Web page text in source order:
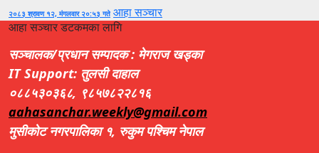
२०८३ श्रावण १२, मंगलवार २०:५३ गते आहा सञ्चार
आहा सञ्चार डटकमका लागि
सञ्चालक/प्रधान सम्पादक : मेगराज खड्का
IT Support: तुलसी दाहाल
०८८५३०३६८, ९८५७८२२८१६
aahasanchar.weekly@gmail.com
मुसीकोट नगरपालिका १, रुकुम पश्चिम नेपाल